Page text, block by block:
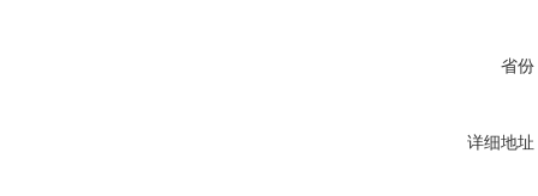
省份
详细地址